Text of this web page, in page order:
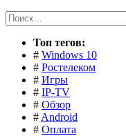
Найти:
Toп тегов:
# Windows 10
# Ростелеком
# Игры
# IP-TV
# Обзор
# Android
# Оплата